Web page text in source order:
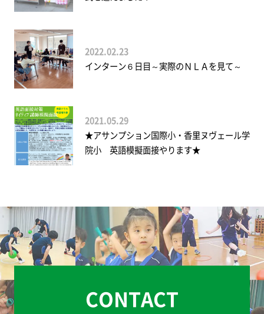
2022.02.23
インターン６日目～実際のＮＬＡを見て～
2021.05.29
★アサンプション国際小・香里ヌヴェール学
院小 英語模擬面接やります★
CONTACT